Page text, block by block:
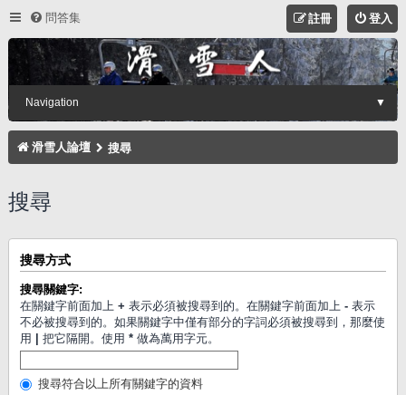
問答集 登入
註冊
Navigation ▼
滑雪人論壇 搜尋
搜尋
搜尋方式
搜尋關鍵字:
在關鍵字前面加上 + 表示必須被搜尋到的。在關鍵字前面加上 - 表示
不必被搜尋到的。如果關鍵字中僅有部分的字詞必須被搜尋到，那麼使
用
把它隔開。使用 * 做為萬用字元。
搜尋符合以上所有關鍵字的資料